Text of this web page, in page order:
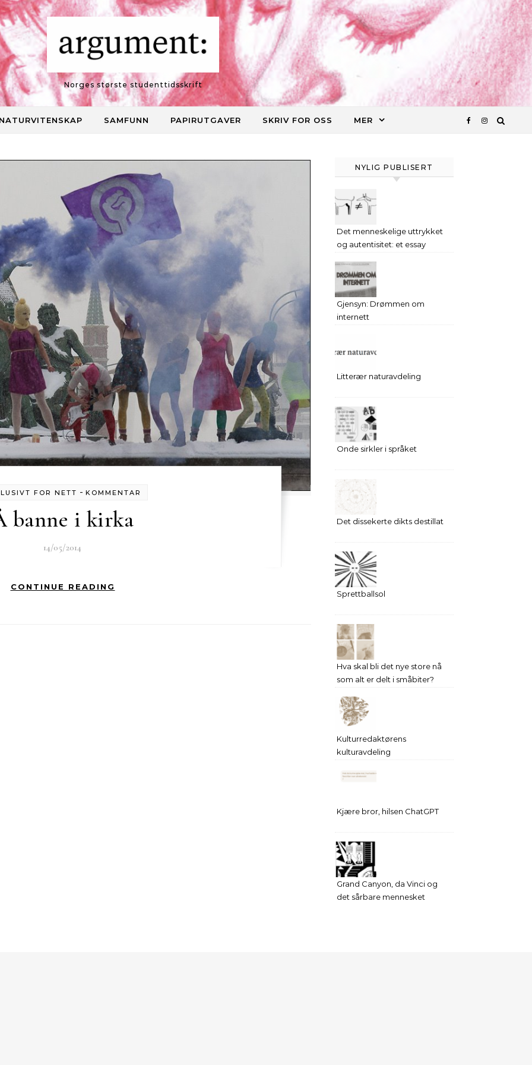
Norges største studenttidsskrift
SAMFUNN PAPIRUTGAVER SKRIV FOR OSS MER
FOR NETT - KOMMENTAR
banne i kirka
14/05/2014
CONTINUE READING
NYLIG PUBLISERT
Det menneskelige uttrykket
og autentisitet: et essay
Gjensyn: Drømmen om
internett
Litterær naturavdeling
Onde sirkler i språket
Det dissekerte dikts destillat
Sprettballsol
Hva skal bli det nye store nå
som alt er delt i småbiter?
Kulturredaktørens
kulturavdeling
Kjære bror, hilsen ChatGPT
Grand Canyon, da Vinci og
det sårbare mennesket